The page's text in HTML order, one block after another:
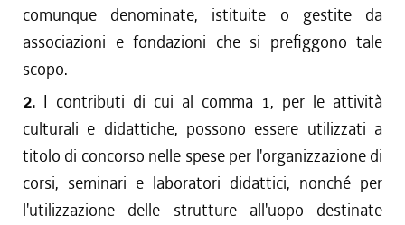
comunque denominate, istituite o gestite da
associazioni e fondazioni che si prefiggono tale
scopo.
2. I contributi di cui al comma 1, per le attività
culturali e didattiche, possono essere utilizzati a
titolo di concorso nelle spese per l'organizzazione di
corsi, seminari e laboratori didattici, nonché per
l'utilizzazione delle strutture all'uopo destinate